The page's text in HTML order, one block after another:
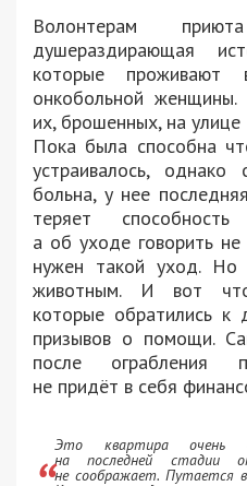
Волонтерам
душераздирающая
которые проживают
онкобольной
их, брошенных, на улице
Пока была способна
устраивалось,
больна, у нее
теряет
а об уходе говорить
нужен такой уход. Но
животным. И вот
которые обратились к
призывов о помощи.
после ограбления
не придëт в себя
Это квартира очень
на последней стадии
не соображает. Путается